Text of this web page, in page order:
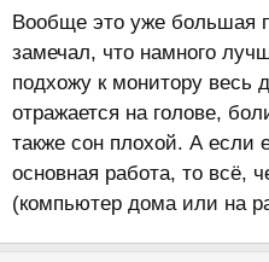
Вообще это уже большая
замечал, что намного
подхожу к монитору весь
отражается на голове,
также сон плохой. А если
основная работа, то всё,
(компьютер дома или на